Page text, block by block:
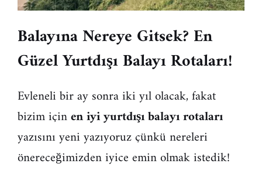
Balayına Nereye Gitsek? En
Güzel Yurtdışı Balayı Rotaları!
Evleneli bir ay sonra iki yıl olacak, fakat
bizim içinen iyi yurtdışı balayı rotaları
yazısını yeni yazıyoruz çünkü nereleri
önereceğimizden iyice emin olmak istedik!